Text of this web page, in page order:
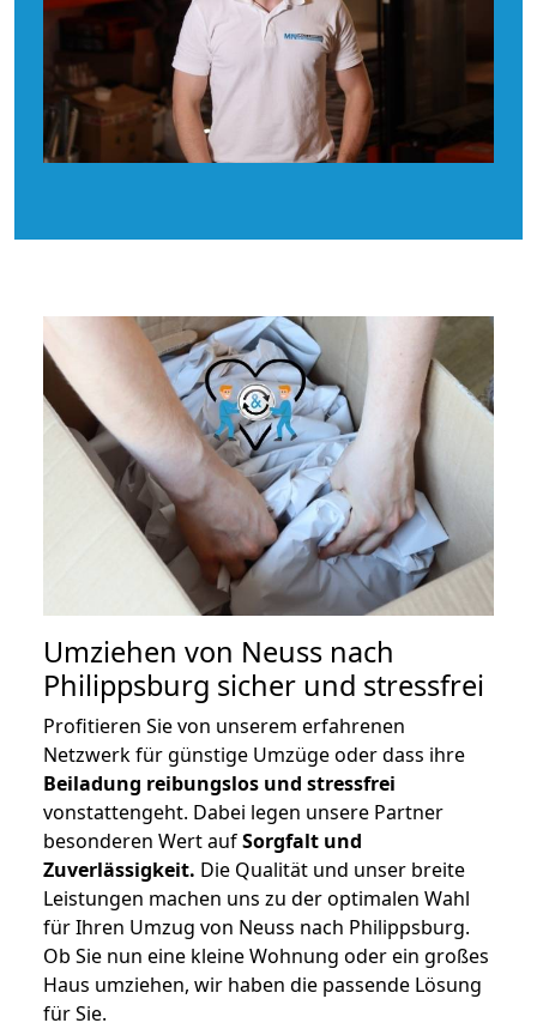
Umziehen von Neuss nach
Philippsburg sicher und stressfrei
Profitieren Sie von unserem erfahrenen
Netzwerk für günstige Umzüge oder dass ihre
Beiladung reibungslos und stressfrei
vonstattengeht. Dabei legen unsere Partner
besonderen Wert aufSorgfalt und
Zuverlässigkeit. Die Qualität und unser breite
Leistungen machen uns zu der optimalen Wahl
für Ihren Umzug von Neuss nach Philippsburg.
Ob Sie nun eine kleine Wohnung oder ein großes
Haus umziehen, wir haben die passende Lösung
für Sie.